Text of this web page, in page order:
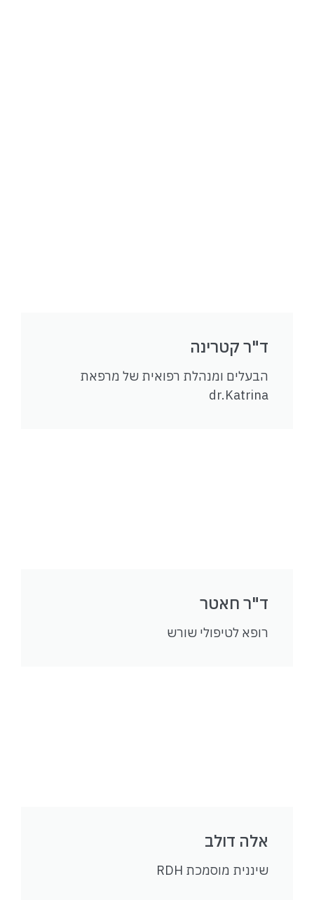
ד"ר קטרינה
הבעלים ומנהלת רפואית של מרפאת
dr.Katrina
ד"ר חאטר
רופא לטיפולי שורש
אלה דולב
שיננית מוסמכת RDH